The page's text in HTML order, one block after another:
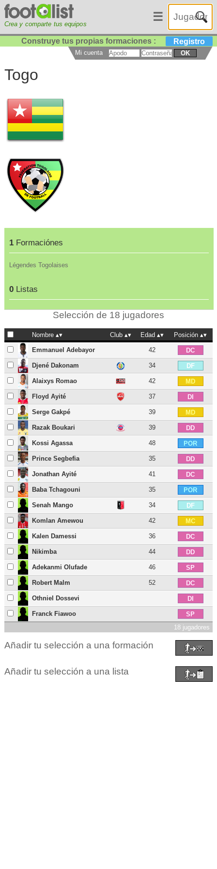
Crea y comparte tus equipos
☰
Construye tus propias formaciones : Registro
Mi cuenta OK
Togo
1Formaciónes
Légendes Togolaises
0Listas
Selección de 18 jugadores
Nombre Club Edad Posición
Emmanuel Adebayor 42 DC
Djené Dakonam 34 DF
Alaixys Romao 42 MD
Floyd Ayité 37 DI
Serge Gakpé 39 MD
Razak Boukari 39 DD
Kossi Agassa 48 POR
Prince Segbefia 35 DD
Jonathan Ayité 41 DC
Baba Tchagouni 35 POR
Senah Mango 34 DF
Komlan Amewou 42 MC
Kalen Damessi 36 DC
Nikimba 44 DD
Adekanmi Olufade 46 SP
Robert Malm 52 DC
Othniel Dossevi DI
Franck Fiawoo
SP
18 jugadores
Añadir tu selección a una formación
Añadir tu selección a una lista